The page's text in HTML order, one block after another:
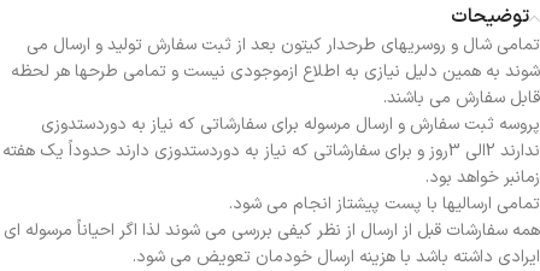
توضیحات
تمامی شال و روسریهای طرحدار کیتون بعد از ثبت سفارش تولید و ارسال می
شوند به همین دلیل نیازی به اطلاع ازموجودی نیست و تمامی طرحها هر لحظه
قابل سفارش می باشند.
پروسه ثبت سفارش و ارسال مرسوله برای سفارشاتی که نیاز به دوردستدوزی
ندارند 2الی 3روز و برای سفارشاتی که نیاز به دوردستدوزی دارند حدوداً یک هفته
زمانبر خواهد بود.
تمامی ارسالیها با پست پیشتاز انجام می شود.
همه سفارشات قبل از ارسال از نظر کیفی بررسی می شوند لذا اگر احیاناً مرسوله ای
ایرادی داشته باشد با هزینه ارسال خودمان تعویض می شود.